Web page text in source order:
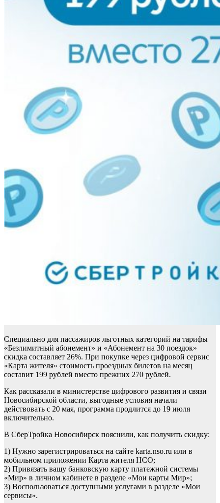
Специально для пассажиров льготных категорий на тарифы
«Безлимитный абонемент» и «Абонемент на 30 поездок»
скидка составляет 26%. При покупке через цифровой сервис
«Карта жителя» стоимость проездных билетов на месяц
составит 199 рублей вместо прежних 270 рублей.
Как рассказали в министерстве цифрового развития и связи
Новосибирской области, выгодные условия начали
действовать с 20 мая, программа продлится до 19 июля
включительно.
В СберТройка Новосибирск пояснили, как получить скидку:
1) Нужно зарегистрироваться на сайте karta.nso.ru или в
мобильном приложении Карта жителя НСО;
2) Привязать вашу банковскую карту платежной системы
«Мир» в личном кабинете в разделе «Мои карты Мир»;
3) Воспользоваться доступными услугами в разделе «Мои
сервисы».